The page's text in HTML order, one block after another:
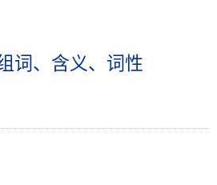
词、含义、词性